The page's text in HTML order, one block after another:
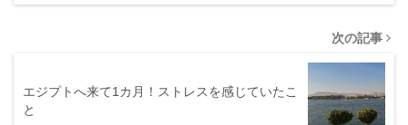
次の記事
エジプトへ来て1カ月！ストレスを感じていたこ
と